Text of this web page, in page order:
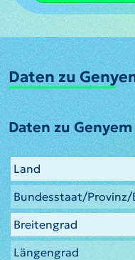
Daten zu
Daten zu Genyem
Land
Bundesstaat/Provinz/
Breitengrad
Längengrad